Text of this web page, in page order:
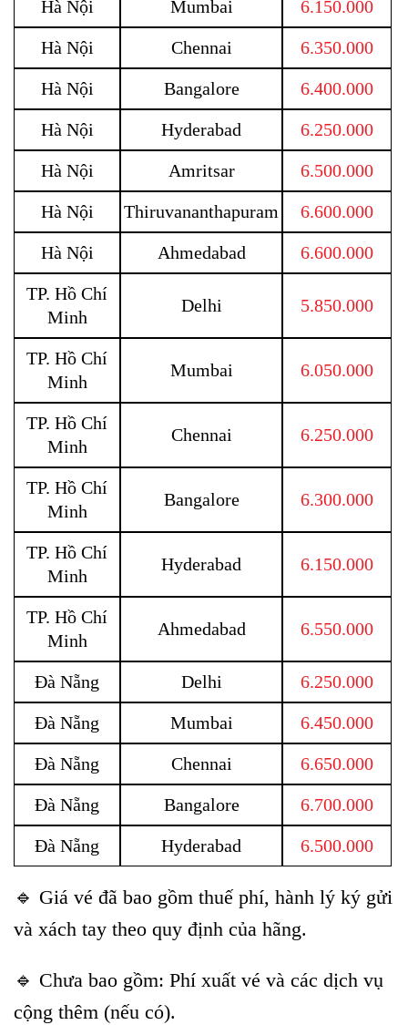
Hà Nội Mumbai 6.150.000
Hà Nội Chennai 6.350.000
Hà Nội Bangalore 6.400.000
Hà Nội Hyderabad 6.250.000
Hà Nội Amritsar 6.500.000
Hà Nội Thiruvananthapuram 6.600.000
Hà Nội Ahmedabad 6.600.000
TP. Hồ Chí
Minh
Delhi 5.850.000
TP. Hồ Chí
Minh
Mumbai 6.050.000
TP. Hồ Chí
Minh
Chennai 6.250.000
TP. Hồ Chí
Minh
Bangalore 6.300.000
TP. Hồ Chí
Minh
Hyderabad 6.150.000
TP. Hồ Chí
Minh
Ahmedabad 6.550.000
Đà Nẵng Delhi 6.250.000
Đà Nẵng Mumbai 6.450.000
Đà Nẵng Chennai 6.650.000
Đà Nẵng Bangalore 6.700.000
Đà Nẵng Hyderabad 6.500.000
🔹 Giá vé đã bao gồm thuế phí, hành lý ký gửi
và xách tay theo quy định của hãng.
🔹 Chưa bao gồm: Phí xuất vé và các dịch vụ
cộng thêm (nếu có).